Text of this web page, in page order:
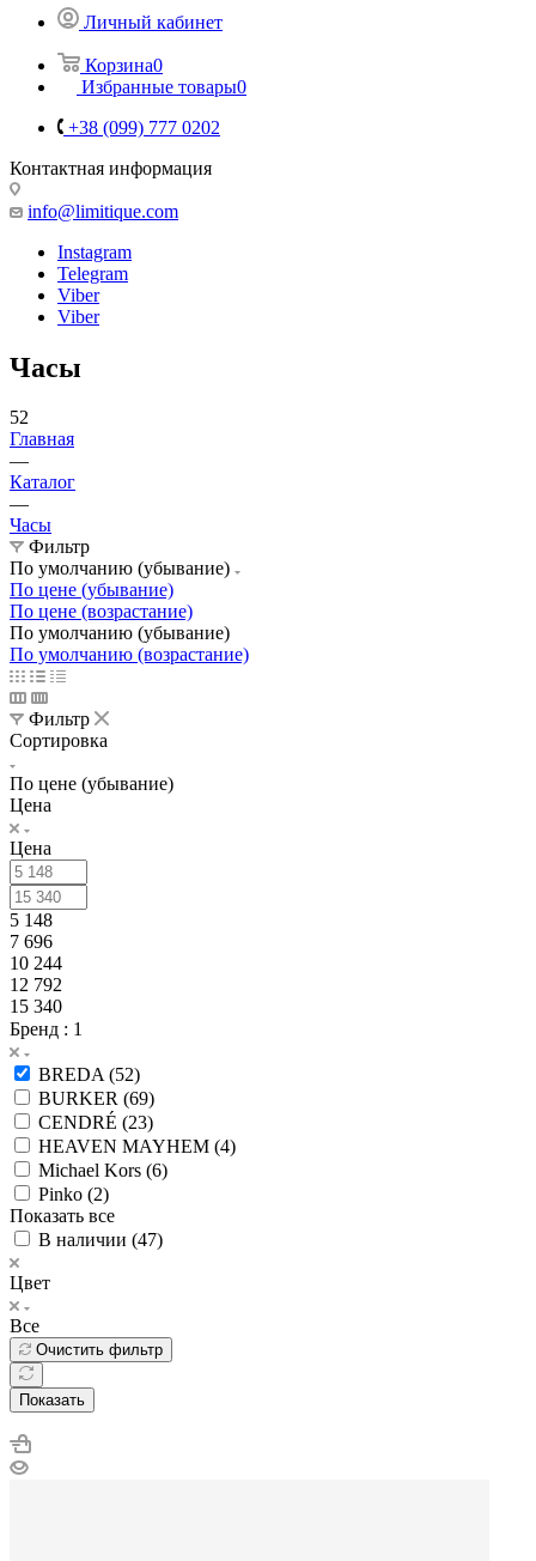
Личный кабинет
Корзина0
Избранные товары0
+38 (099) 777 0202
Контактная информация
info@limitique.com
Instagram
Telegram
Viber
Viber
Часы
52
Главная
—
Каталог
—
Часы
Фильтр
По умолчанию (убывание)
По цене (убывание)
По цене (возрастание)
По умолчанию (убывание)
По умолчанию (возрастание)
Фильтр
Сортировка
По цене (убывание)
Цена
Цена
5 148
7 696
10 244
12 792
15 340
Бренд : 1
BREDA (52)
BURKER (69)
CENDRÉ (23)
HEAVEN MAYHEM (4)
Michael Kors (6)
Pinko (2)
Показать все
В наличии (47)
Цвет
Все
Очистить фильтр
Показать